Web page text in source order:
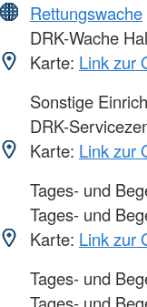
Rettungswache
DRK-Wache
Karte: Link zur
Sonstige
DRK-
Karte: Link zur
Tages- und
Tages- und
Karte: Link zur
Tages- und